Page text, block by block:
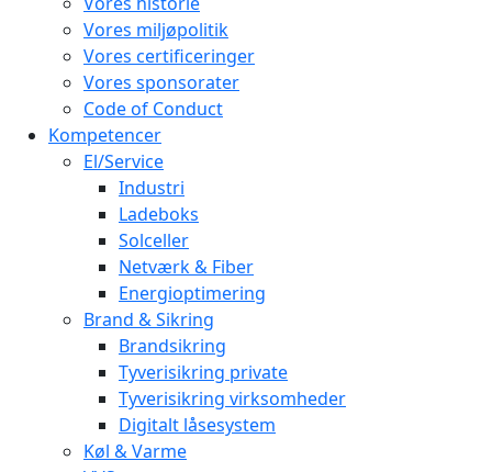
Vores miljøpolitik
Vores certificeringer
Vores sponsorater
Code of Conduct
Kompetencer
El/Service
Industri
Ladeboks
Solceller
Netværk & Fiber
Energioptimering
Brand & Sikring
Brandsikring
Tyverisikring private
Tyverisikring virksomheder
Digitalt låsesystem
Køl & Varme